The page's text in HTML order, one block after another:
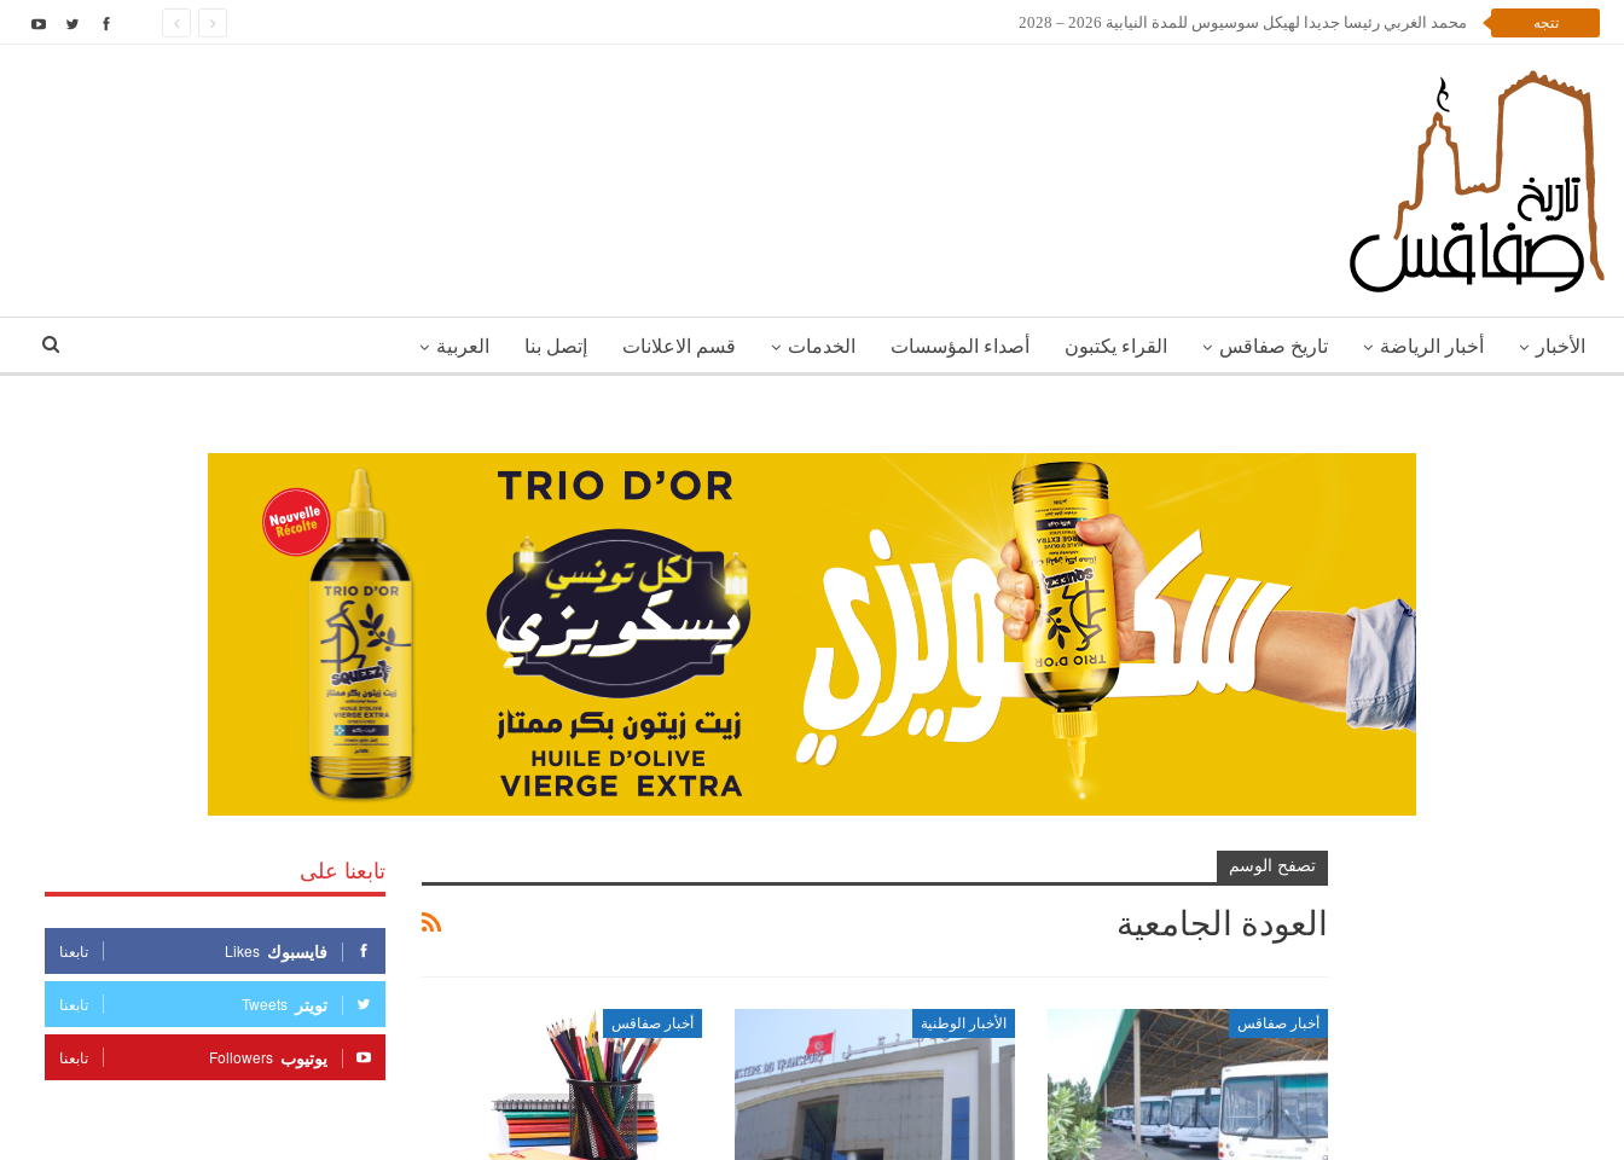
تتجه محمد الغربي رئيسا جديدا لهيكل سوسيوس للمدة النيابية 2026 – 2028
الأخبار أخبار الرياضة تاريخ صفاقس القراء يكتبون أصداء المؤسسات الخدمات قسم الاعلانات إتصل بنا العربية
تصفح الوسم
العودة الجامعية
أخبار صفاقس الأخبار الوطنية أخبار صفاقس
تابعنا على
فايسبوك Likes تابعنا
تويتر Tweets تابعنا
يوتيوب Followers تابعنا